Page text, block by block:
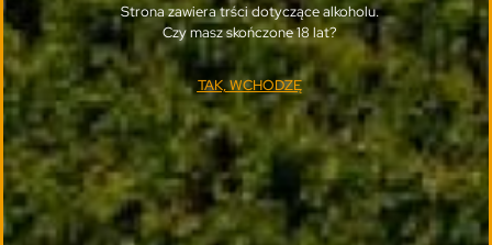
Strona zawiera trści dotyczące alkoholu.
Czy masz skończone 18 lat?
TAK, WCHODZĘ